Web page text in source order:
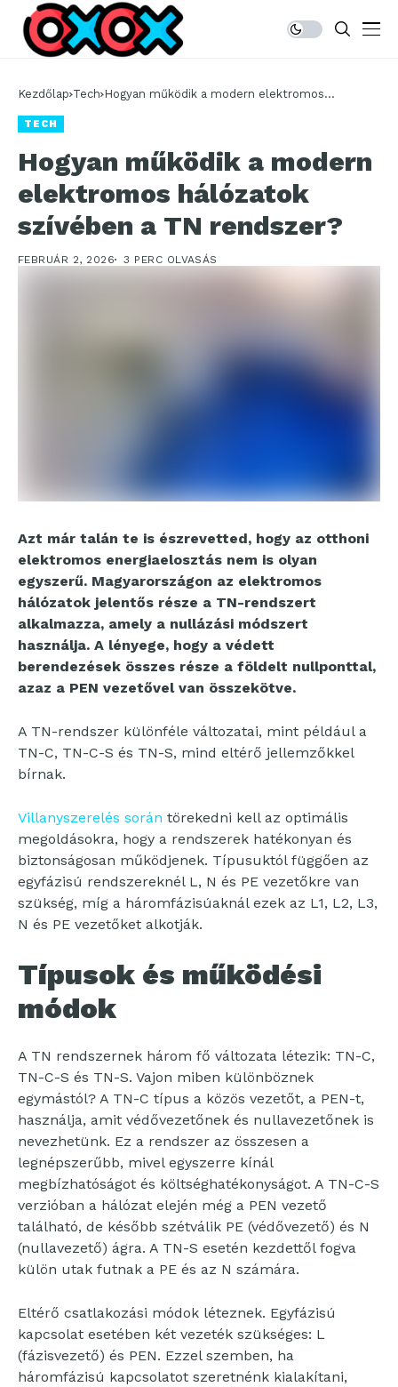
Kezdőlap Tech Hogyan működik a modern elektromos
TECH
Hogyan működik a modern
elektromos hálózatok
szívében a TN rendszer?
FEBRUÁR 2, 2026 3 PERC OLVASÁS
Azt már talán te is észrevetted, hogy az otthoni
elektromos energiaelosztás nem is olyan
egyszerű. Magyarországon az elektromos
hálózatok jelentős része a TN-rendszert
alkalmazza, amely a nullázási módszert
használja. A lényege, hogy a védett
berendezések összes része a földelt nullponttal,
azaz a PEN vezetővel van összekötve.
A TN-rendszer különféle változatai, mint például a
TN-C, TN-C-S és TN-S, mind eltérő jellemzőkkel
bírnak.
Villanyszerelés során törekedni kell az optimális
megoldásokra, hogy a rendszerek hatékonyan és
biztonságosan működjenek. Típusuktól függően az
egyfázisú rendszereknél L, N és PE vezetőkre van
szükség, míg a háromfázisúaknál ezek az L1, L2, L3,
N és PE vezetőket alkotják.
Típusok és működési
módok
A TN rendszernek három fő változata létezik: TN-C,
TN-C-S és TN-S. Vajon miben különböznek
egymástól? A TN-C típus a közös vezetőt, a PEN-t,
használja, amit védővezetőnek és nullavezetőnek is
nevezhetünk. Ez a rendszer az összesen a
legnépszerűbb, mivel egyszerre kínál
megbízhatóságot és költséghatékonyságot. A TN-C-S
verzióban a hálózat elején még a PEN vezető
található, de később szétválik PE (védővezető) és N
(nullavezető) ágra. A TN-S esetén kezdettől fogva
külön utak futnak a PE és az N számára.
Eltérő csatlakozási módok léteznek. Egyfázisú
kapcsolat esetében két vezeték szükséges: L
(fázisvezető) és PEN. Ezzel szemben, ha
háromfázisú kapcsolatot szeretnénk kialakítani,